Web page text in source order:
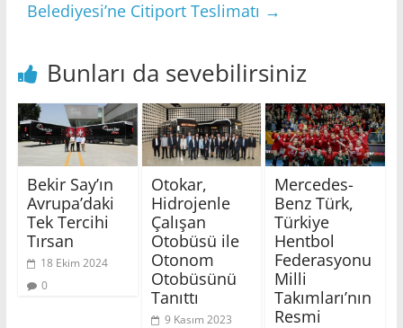
Belediyesi’ne Citiport Teslimatı →
Bunları da sevebilirsiniz
Bekir Say’ın
Avrupa’daki
Tek Tercihi
Tırsan
18 Ekim 2024
0
Otokar,
Hidrojenle
Çalışan
Otobüsü ile
Otonom
Otobüsünü
Tanıttı
9 Kasım 2023
Mercedes-
Benz Türk,
Türkiye
Hentbol
Federasyonu
Milli
Takımları’nın
Resmi